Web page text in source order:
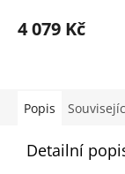
produktu
je
hvězdiček.
4 079 Kč
Popis
Detailní